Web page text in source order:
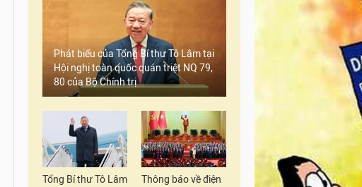
Phát biểu của Tổng Bí thư Tô Lâm tại
Hội nghị toàn quốc quán triệt NQ 79,
80 của Bộ Chính trị
Tổng Bí thư Tô Lâm
Thông báo về điện